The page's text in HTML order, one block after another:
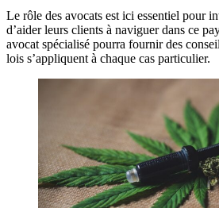
Le rôle des avocats est ici essentiel pour
d’aider leurs clients à naviguer dans ce
avocat spécialisé pourra fournir des
lois s’appliquent à chaque cas particulier.